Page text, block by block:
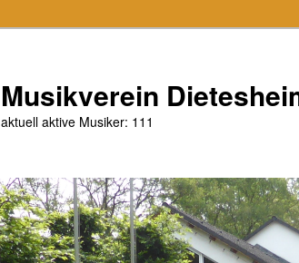
Musikverein
aktuell aktive Musiker: 111